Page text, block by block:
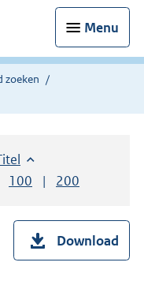
Menu
zoeken
op:
oplopend
per paginaper pagina
Toon
100 resultaten per
Toon
200
Download